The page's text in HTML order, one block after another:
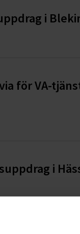
i
för VA-
i